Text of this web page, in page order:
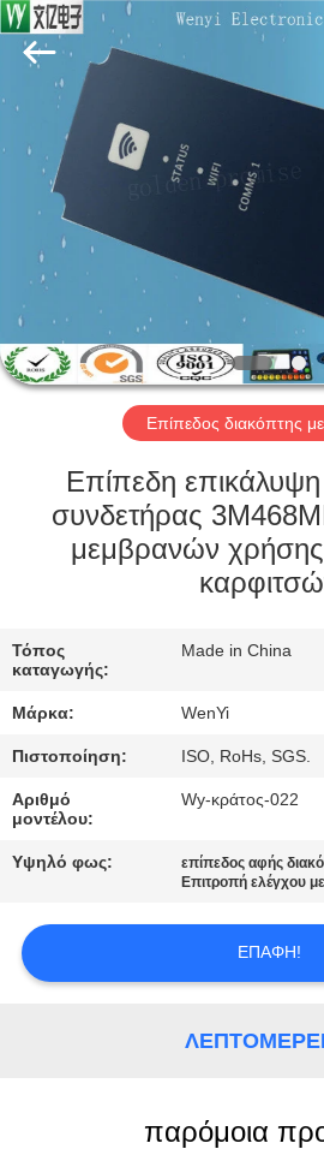
ΣΠΊΤΙ
ΠΡΟΪΌΝΤΑ
ΠΕΡΊΠΟΥ
ΕΜΕΊΣ
ΓΎΡΟΣ
ΕΡΓΟΣΤΑΣΊΩΝ
ΠΟΙΟΤΙΚΌΣ
ΈΛΕΓΧΟΣ
ΕΛΆΤΕ
ΣΕ
ΕΠΑΦΉ
ΖΗΤΉΣΤΕ
ΑΠΌΣΠΑΣΜΑ
Jinyuanhang
Electronic
Technology
Co.,
Reserved.
Επίπεδος διακόπτης
Επίπεδη
συνδετήρας
μεμβρανών
Τόπος
καταγωγής:
Made in China
Μάρκα: WenYi
Πιστοποίηση: ISO, RoHs, SGS.
Αριθμό
μοντέλου:
Wy-κράτος-022
Υψηλό φως: επίπεδος αφής
Επιτροπή ελέγχου
ΕΠΑΦΉ!
παρόμοια